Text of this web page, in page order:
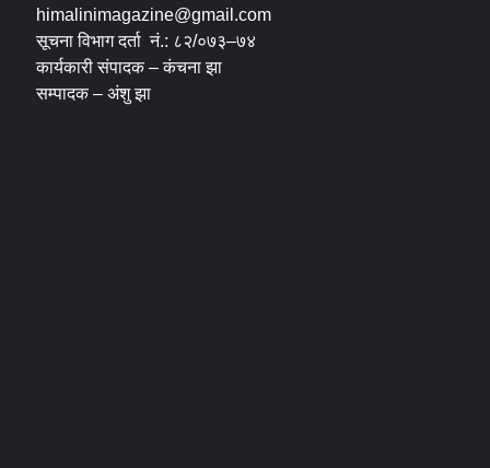
himalinimagazine@gmail.com
सूचना विभाग दर्ता नं.: ८२/०७३–७४
कार्यकारी संपादक – कंचना झा
सम्पादक – अंशु झा